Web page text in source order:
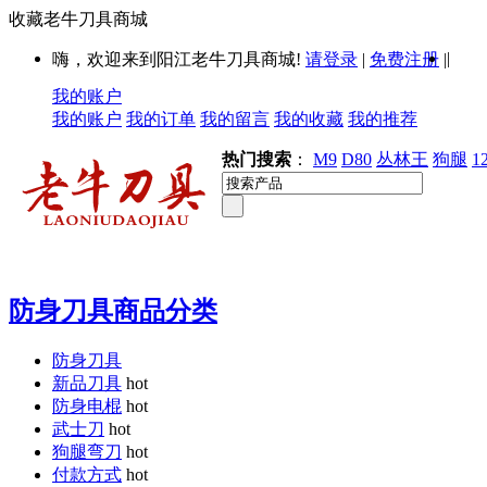
收藏老牛刀具商城
嗨，欢迎来到阳江老牛刀具商城! 请登录 | 免费注册 ||
我的账户
我的账户 我的订单 我的留言 我的收藏 我的推荐
热门搜索 ： M9 D80 丛林王 狗腿
防身刀具商品分类
防身刀具
新品刀具 hot
防身电棍 hot
武士刀 hot
狗腿弯刀 hot
付款方式 hot